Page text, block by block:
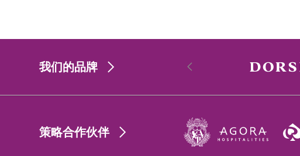
我们的品牌
Singapore
策略合作伙伴